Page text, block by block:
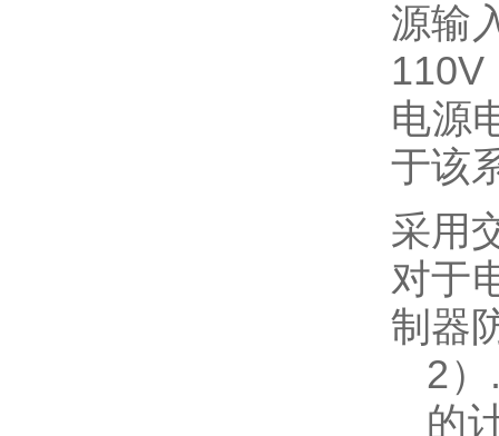
源输
110V
电源
于该
采用
对于
制器
2）
的